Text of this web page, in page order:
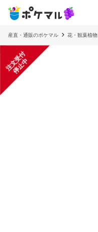
産直・通販のポケマル 花・観葉植物
注
文
受
付
停
止
中